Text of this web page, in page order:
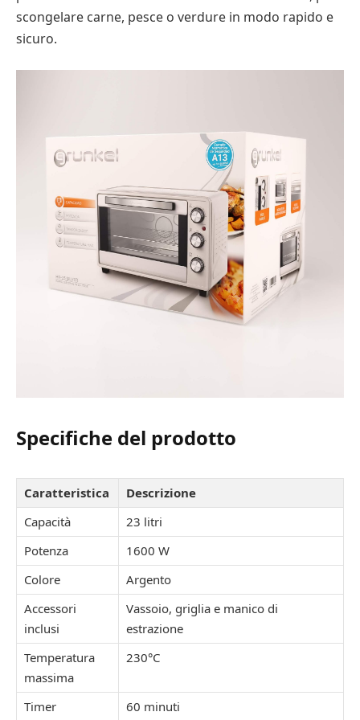
scongelare carne, pesce o verdure in modo rapido e
sicuro.
Specifiche del prodotto
Caratteristica
Descrizione
Capacità
23 litri
Potenza
1600 W
Colore
Argento
Accessori
inclusi
Vassoio, griglia e manico di
estrazione
Temperatura
massima
230°C
Timer 60 minuti